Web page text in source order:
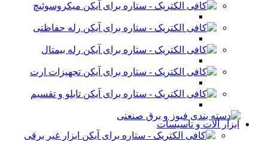
میکروسوئیچ
رله حفاظتی
رله بیمتال
تجهیزات ارت
تابلو و تقسیم
ابزار آلات و تاسیسات
ابزار غیر برقی